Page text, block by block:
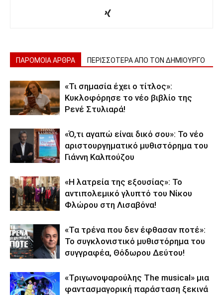
ΠΑΡΟΜΟΙΑ ΑΡΘΡΑ ΠΕΡΙΣΣΟΤΕΡΑ ΑΠΟ ΤΟΝ ΔΗΜΙΟΥΡΓΟ
«Τι σημασία έχει ο τίτλος»:
Κυκλοφόρησε το νέο βιβλίο της
Ρενέ Στυλιαρά!
«Ό,τι αγαπώ είναι δικό σου»: Το νέο
αριστουργηματικό μυθιστόρημα του
Γιάννη Καλπούζου
«Η λατρεία της εξουσίας»: Το
αντιπολεμικό γλυπτό του Νίκου
Φλώρου στη Λισαβόνα!
«Τα τρένα που δεν έφθασαν ποτέ»:
Το συγκλονιστικό μυθιστόρημα του
συγγραφέα, Θόδωρου Δεύτου!
«Τριγωνοψαρούλης The musical» μια
φαντασμαγορική παράσταση ξεκινά